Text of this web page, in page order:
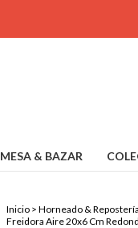
MESA & BAZAR
Inicio > Horneado & Repostería
Freidora Aire 20x6 Cm